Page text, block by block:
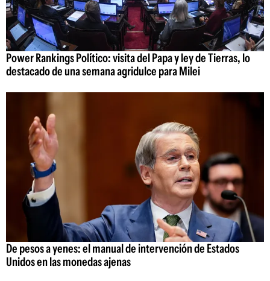
Power Rankings Político: visita del Papa y ley de Tierras, lo
destacado de una semana agridulce para Milei
De pesos a yenes: el manual de intervención de Estados
Unidos en las monedas ajenas